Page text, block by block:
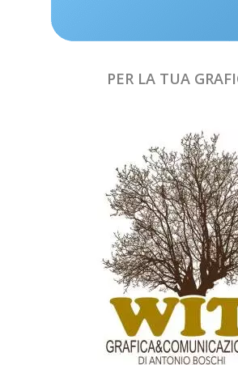
PER LA TUA